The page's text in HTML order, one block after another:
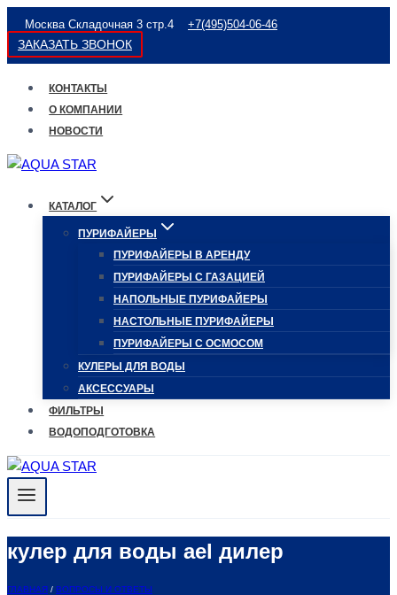
Перейти
к
содержимому
Москва Складочная 3 стр.4 +7(495)504-06-46
ЗАКАЗАТЬ ЗВОНОК
КОНТАКТЫ
О КОМПАНИИ
НОВОСТИ
КАТАЛОГ
ПУРИФАЙЕРЫ
ПУРИФАЙЕРЫ В АРЕНДУ
ПУРИФАЙЕРЫ С ГАЗАЦИЕЙ
НАПОЛЬНЫЕ ПУРИФАЙЕРЫ
НАСТОЛЬНЫЕ ПУРИФАЙЕРЫ
ПУРИФАЙЕРЫ С ОСМОСОМ
КУЛЕРЫ ДЛЯ ВОДЫ
АКСЕССУАРЫ
ФИЛЬТРЫ
ВОДОПОДГОТОВКА
кулер для воды ael дилер
ГЛАВНАЯ / ВОПРОСЫ И ОТВЕТЫ